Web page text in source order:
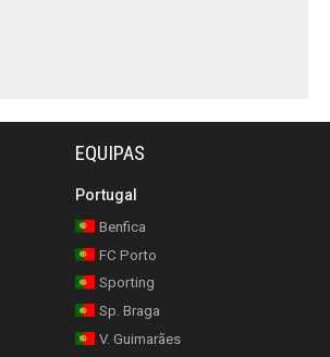
EQUIPAS
Portugal
Benfica
FC Porto
Sporting
Sp. Braga
V. Guimarães